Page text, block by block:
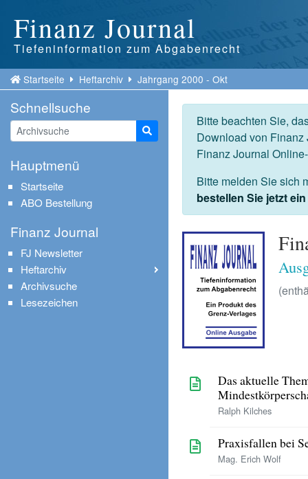
Finanz Journal
Tiefeninformation zum Abgabenrecht
Startseite Heftarchiv Jahrgang 2000 - Okt
Bitte beachten Sie,
Download von
Finanz Journal
Bitte melden Sie sich
bestellen Sie jetzt
Das aktuelle
Ralph Kilches
Praxisfallen bei
Mag. Erich Wolf
Schnellsuche
Suche starten
Hauptmenü
Startseite
ABO Bestellung
Finanz Journal
FJ Newsletter
Heftarchiv
Archivsuche
Lesezeichen